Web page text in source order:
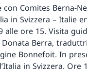
Comites Berna-
in Svizzera – Italie
alle ore 15. Visita
Berra,
Bonnefoit. In
in Svizzera. Ore